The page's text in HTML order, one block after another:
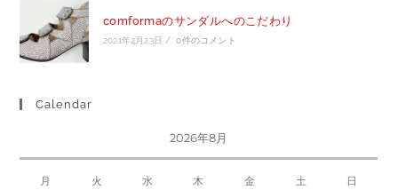
comformaのサンダルへのこだわり
2021年2月23日 / 0件のコメント
Calendar
2026年8月
月 火 水 木 金 土 日